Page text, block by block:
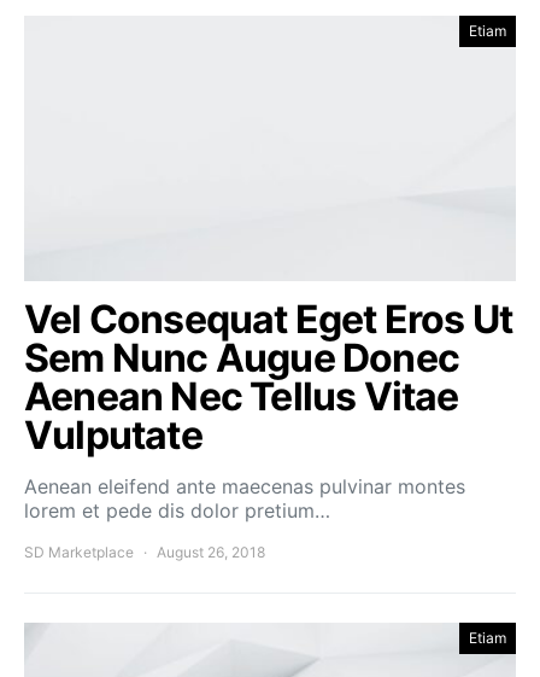
Etiam
Vel Consequat Eget Eros Ut
Sem Nunc Augue Donec
Aenean Nec Tellus Vitae
Vulputate
Aenean eleifend ante maecenas pulvinar montes
lorem et pede dis dolor pretium…
SD Marketplace August 26, 2018
Etiam